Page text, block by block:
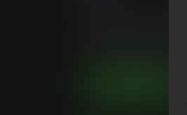
Winter